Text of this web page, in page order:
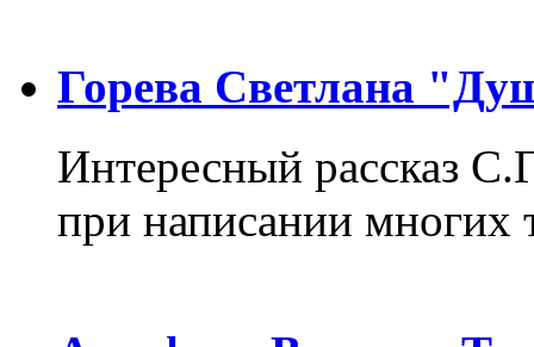
Горева Светлана
Интересный рассказ
при написании многих